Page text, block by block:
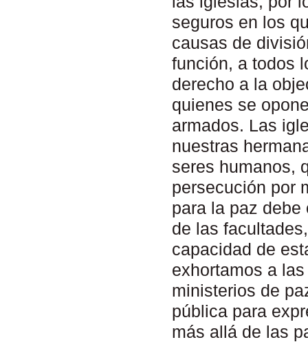
seguros en los
causas de
función, a todos
derecho a la
quienes se
armados. Las
nuestras
seres humanos,
persecución por
para la paz
de las
capacidad de
exhortamos a
ministerios de
pública para
más allá de las